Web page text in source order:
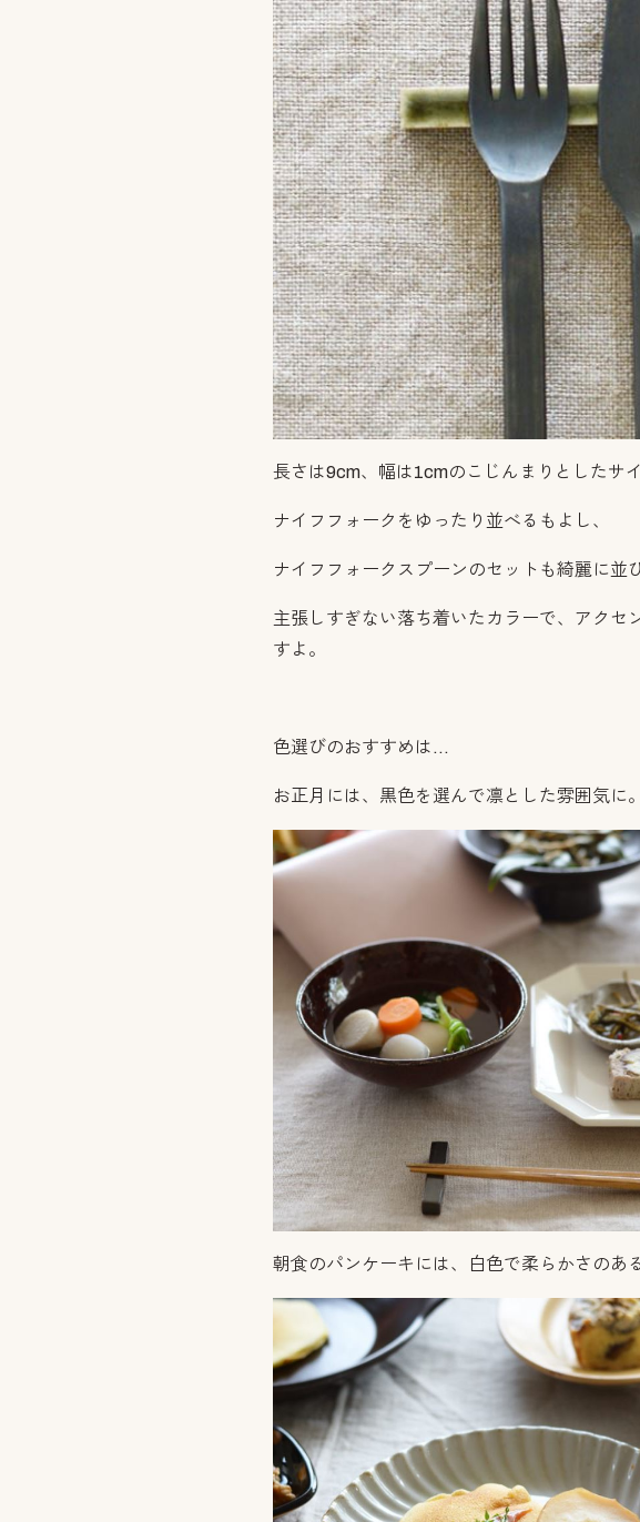
長さは9cm、幅は1cmのこじんまりとしたサイ
ナイフフォークをゆったり並べるもよし、
ナイフフォークスプーンのセットも綺麗に並
主張しすぎない落ち着いたカラーで、アクセ
すよ。
色選びのおすすめは...
お正月には、黒色を選んで凛とした雰囲気に。
朝食のパンケーキには、白色で柔らかさのあ